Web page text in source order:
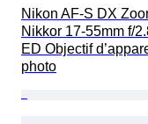
Nikon AF-S DX
Nikkor 17-55mm f/
ED Objectif
photo